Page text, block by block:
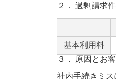
２． 過剰請
基本利用料
３． 原因とお
社内手続きミス